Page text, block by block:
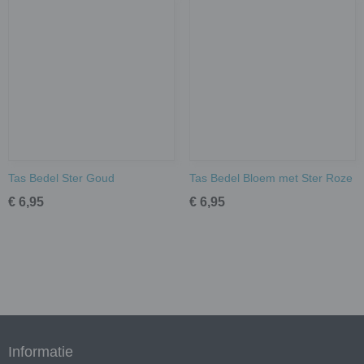
Tas Bedel Ster Goud
€ 6,95
Tas Bedel Bloem met Ster Roze
€ 6,95
Informatie